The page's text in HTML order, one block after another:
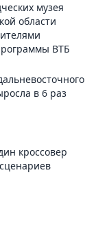
музея
области
ВТБ
в 6 раз
кроссовер